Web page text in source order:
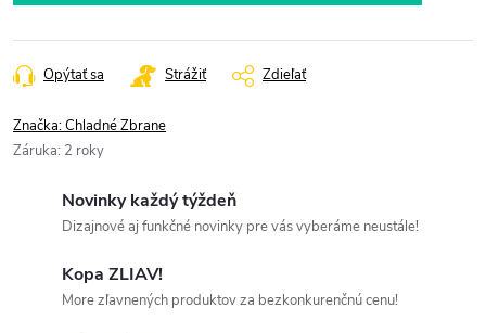
Opýtať sa Strážiť Zdieľať
Značka:Chladné Zbrane
Záruka: 2 roky
Novinky každý týždeň
Dizajnové aj funkčné novinky pre vás vyberáme neustále!
Kopa ZLIAV!
More zľavnených produktov za bezkonkurenčnú cenu!